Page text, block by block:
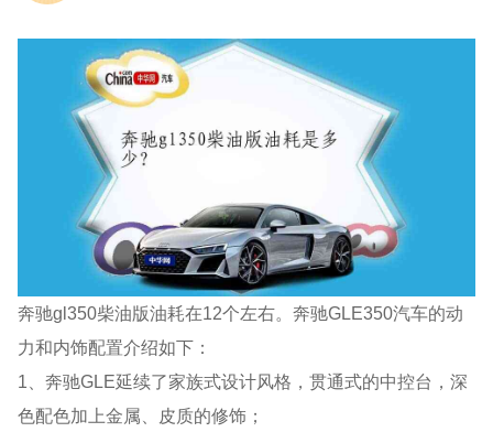
奔驰gl350柴油版油耗在12个左右。奔驰GLE350汽车的动
力和内饰配置介绍如下：
1、奔驰GLE延续了家族式设计风格，贯通式的中控台，深
色配色加上金属、皮质的修饰；